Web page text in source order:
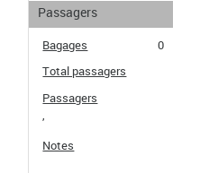
Passagers
Bagages
0
Total passagers
Passagers
,
Notes